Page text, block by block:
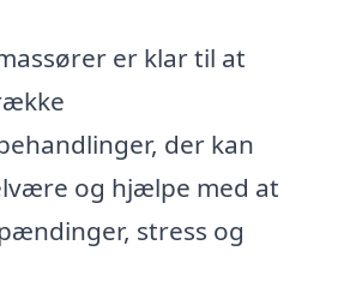
er klar til at
der kan
og hjælpe med at
stress og